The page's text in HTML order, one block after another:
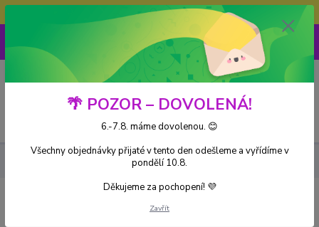
Doprava ZDARMA při nákupu nad 3000Kč
0 Kč
Pupitar (PRE 048)
🌴 POZOR – DOVOLENÁ!
6.-7.8. máme dovolenou. 😊
Všechny objednávky přijaté v tento den odešleme a vyřídíme v
pondělí 10.8.
Děkujeme za pochopení! 💜
Zavřít